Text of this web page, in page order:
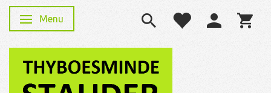
Skifte navigation
Menu